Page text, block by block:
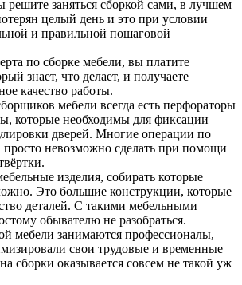
решите заняться сборкой сами, в лучшем
целый день и это при условии
и правильной пошаговой
по сборке мебели, вы платите
знает, что делает, и получаете
качество работы.
мебели всегда есть перфораторы
которые необходимы для фиксации
дверей. Многие операции по
просто невозможно сделать при помощи
изделия, собирать которые
Это большие конструкции, которые
деталей. С такими мебельными
обывателю не разобраться.
мебели занимаются профессионалы,
свои трудовые и временные
сборки оказывается совсем не такой уж